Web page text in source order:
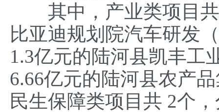
其中，产业类项目共
比亚迪规划院汽车研发
1.3亿元的陆河县凯丰工
6.66亿元的陆河县农产
民生保障类项目共 2个